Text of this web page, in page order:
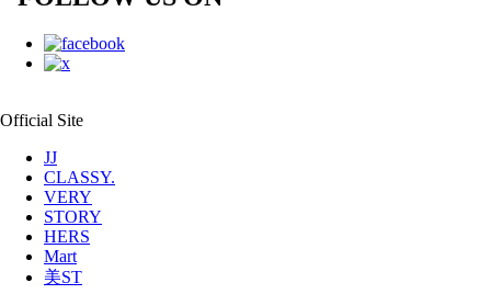
Official Site
JJ
CLASSY.
VERY
STORY
HERS
Mart
美ST